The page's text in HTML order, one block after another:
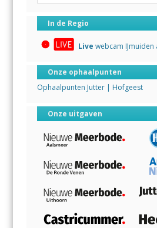
In de Regio
Live webcam IJmuiden
Onze ophaalpunten
Ophaalpunten Jutter | Hofgeest
Onze uitgaven